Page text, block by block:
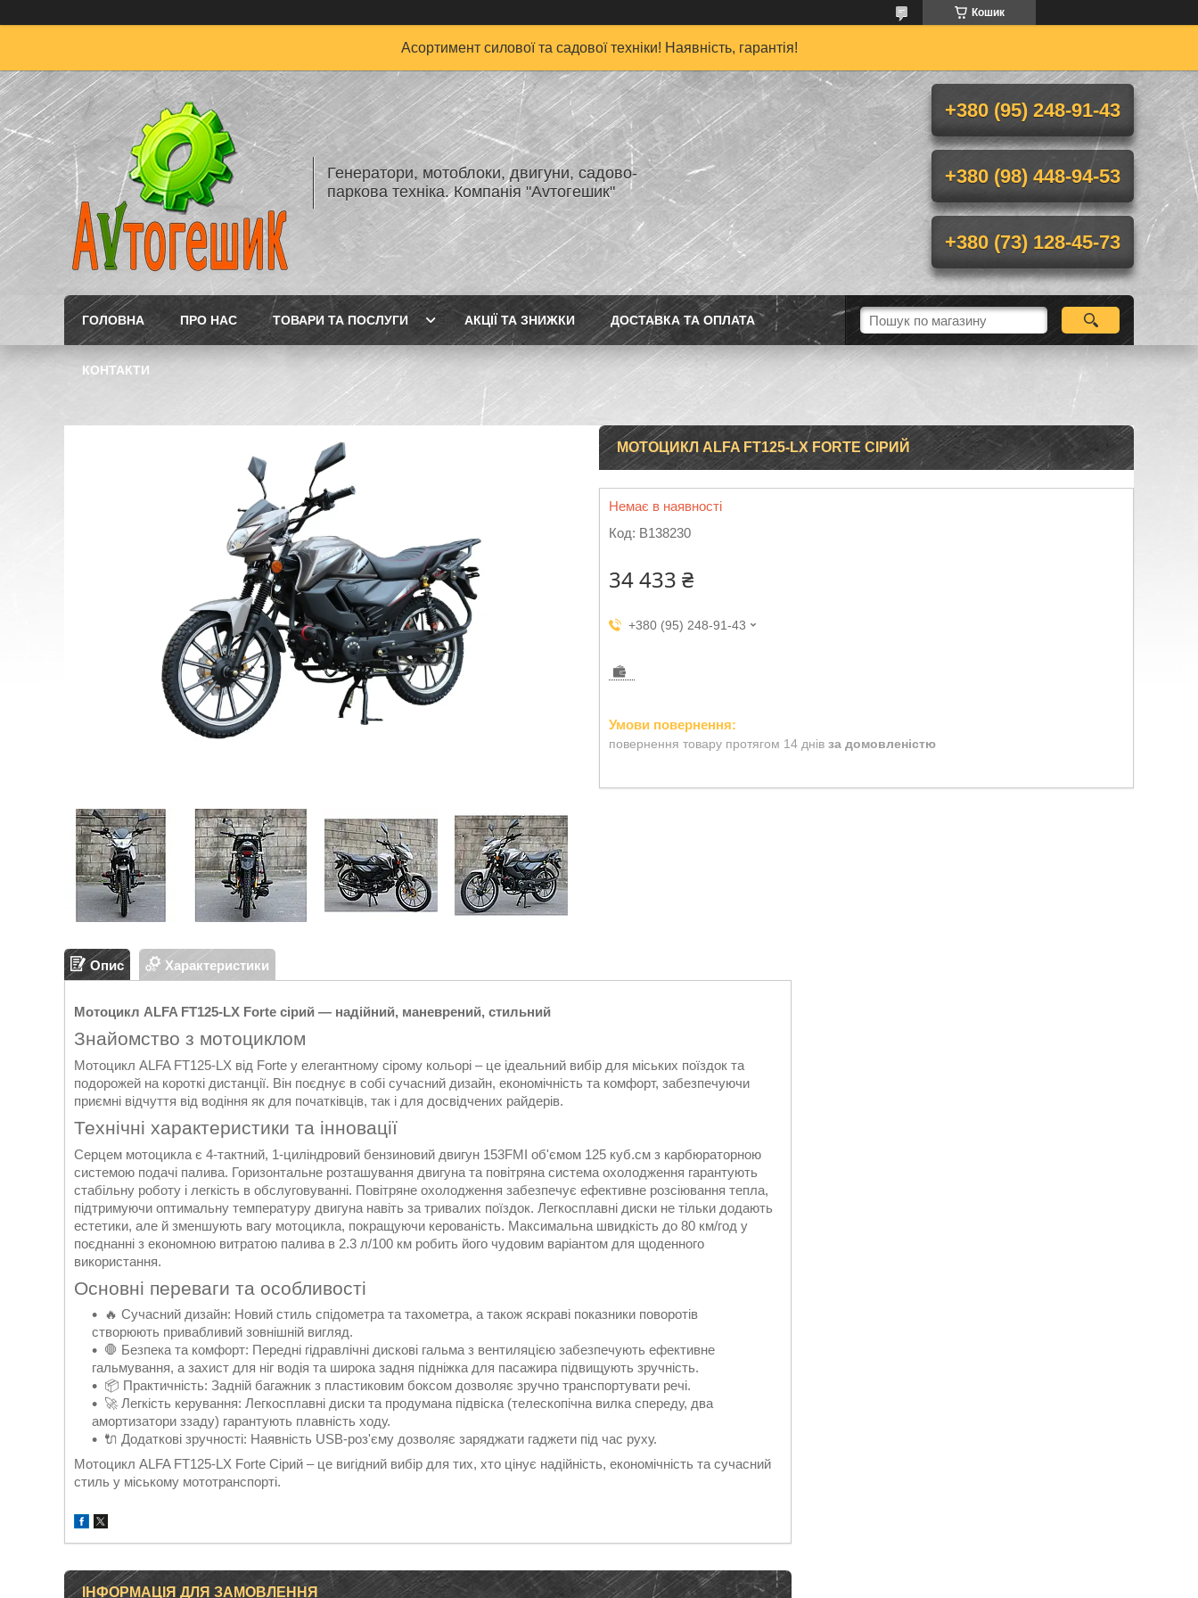
Кошик
Асортимент силової та садової техніки! Наявність, гарантія!
Генератори, мотоблоки, двигуни, садово-
паркова техніка. Компанія "Аvтогешик"
+380 (95) 248-91-43
+380 (98) 448-94-53
+380 (73) 128-45-73
ГОЛОВНА ПРО НАС ТОВАРИ ТА ПОСЛУГИ АКЦІЇ ТА ЗНИЖКИ ДОСТАВКА ТА ОПЛАТА
КОНТАКТИ
МОТОЦИКЛ ALFA FT125-LX FORTE СІРИЙ
Немає в наявності
Код: B138230
34 433 ₴
+380 (95) 248-91-43
повернення товару протягом 14 днів за домовленістю
Опис Характеристики
Мотоцикл ALFA FT125-LX Forte сірий — надійний, маневрений, стильний
Знайомство з мотоциклом
Мотоцикл ALFA FT125-LX від Forte у елегантному сірому кольорі – це ідеальний вибір для міських поїздок та
подорожей на короткі дистанції. Він поєднує в собі сучасний дизайн, економічність та комфорт, забезпечуючи
приємні відчуття від водіння як для початківців, так і для досвідчених райдерів.
Технічні характеристики та інновації
Серцем мотоцикла є 4-тактний, 1-циліндровий бензиновий двигун 153FMI об'ємом 125 куб.см з карбюраторною
системою подачі палива. Горизонтальне розташування двигуна та повітряна система охолодження гарантують
стабільну роботу і легкість в обслуговуванні. Повітряне охолодження забезпечує ефективне розсіювання тепла,
підтримуючи оптимальну температуру двигуна навіть за тривалих поїздок. Легкосплавні диски не тільки додають
естетики, але й зменшують вагу мотоцикла, покращуючи керованість. Максимальна швидкість до 80 км/год у
поєднанні з економною витратою палива в 2.3 л/100 км робить його чудовим варіантом для щоденного
використання.
Основні переваги та особливості
🔥 Сучасний дизайн: Новий стиль спідометра та тахометра, а також яскраві показники поворотів
створюють привабливий зовнішній вигляд.
🛑 Безпека та комфорт: Передні гідравлічні дискові гальма з вентиляцією забезпечують ефективне
гальмування, а захист для ніг водія та широка задня підніжка для пасажира підвищують зручність.
📦 Практичність: Задній багажник з пластиковим боксом дозволяє зручно транспортувати речі.
🚀 Легкість керування: Легкосплавні диски та продумана підвіска (телескопічна вилка спереду, два
амортизатори ззаду) гарантують плавність ходу.
🔌 Додаткові зручності: Наявність USB-роз'єму дозволяє заряджати гаджети під час руху.
Мотоцикл ALFA FT125-LX Forte Сірий – це вигідний вибір для тих, хто цінує надійність, економічність та сучасний
стиль у міському мототранспорті.
ІНФОРМАЦІЯ ДЛЯ ЗАМОВЛЕННЯ